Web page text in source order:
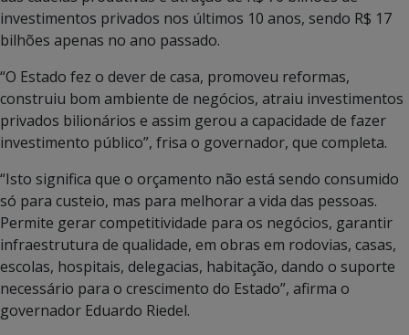
investimentos privados nos últimos 10 anos, sendo R$ 17
bilhões apenas no ano passado.
“O Estado fez o dever de casa, promoveu reformas,
construiu bom ambiente de negócios, atraiu investimentos
privados bilionários e assim gerou a capacidade de fazer
investimento público”, frisa o governador, que completa.
“Isto significa que o orçamento não está sendo consumido
só para custeio, mas para melhorar a vida das pessoas.
Permite gerar competitividade para os negócios, garantir
infraestrutura de qualidade, em obras em rodovias, casas,
escolas, hospitais, delegacias, habitação, dando o suporte
necessário para o crescimento do Estado”, afirma o
governador Eduardo Riedel.